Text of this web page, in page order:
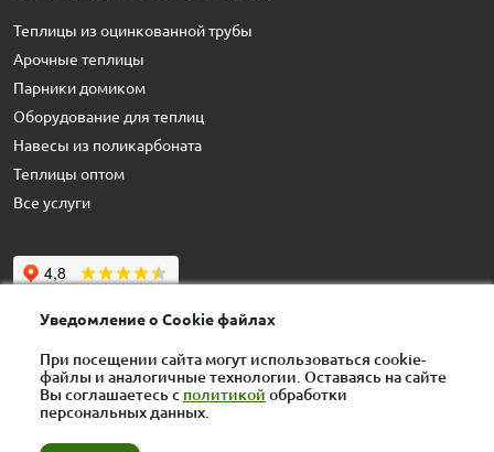
Теплицы из оцинкованной трубы
Арочные теплицы
Парники домиком
Оборудование для теплиц
Навесы из поликарбоната
Теплицы оптом
Все услуги
Контактные данные
+7 (495) 125-03-45
rus-teplici-msk@yandex.ru
Уведомление о Cookie файлах
При посещении сайта могут использоваться cookie-
файлы и аналогичные технологии. Оставаясь на сайте
Вы соглашаетесь с политикой обработки
персональных данных.